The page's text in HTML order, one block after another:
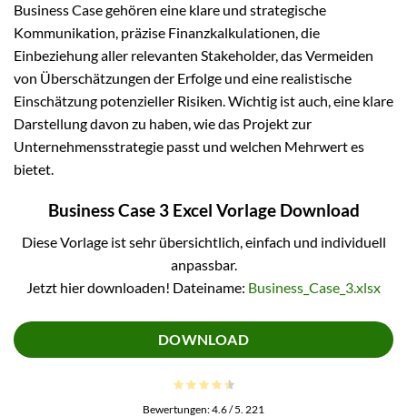
Business Case gehören eine klare und strategische
Kommunikation, präzise Finanzkalkulationen, die
Einbeziehung aller relevanten Stakeholder, das Vermeiden
von Überschätzungen der Erfolge und eine realistische
Einschätzung potenzieller Risiken. Wichtig ist auch, eine klare
Darstellung davon zu haben, wie das Projekt zur
Unternehmensstrategie passt und welchen Mehrwert es
bietet.
Business Case 3 Excel Vorlage Download
Diese Vorlage ist sehr übersichtlich, einfach und individuell
anpassbar.
Jetzt hier downloaden! Dateiname: Business_Case_3.xlsx
DOWNLOAD
Bewertungen:4.6/ 5. 221